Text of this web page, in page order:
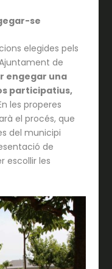
se
elegides pels
de
engegar una
participatius,
les properes
el procés, que
del municipi
de
escollir les